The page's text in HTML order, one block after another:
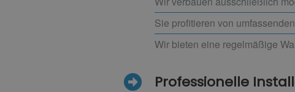
Sie profitieren von
Wir bieten eine regelmäßige
Professionelle